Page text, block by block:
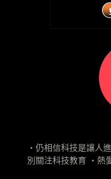
・仍相信科技是讓人
別關注科技教育 ・熱